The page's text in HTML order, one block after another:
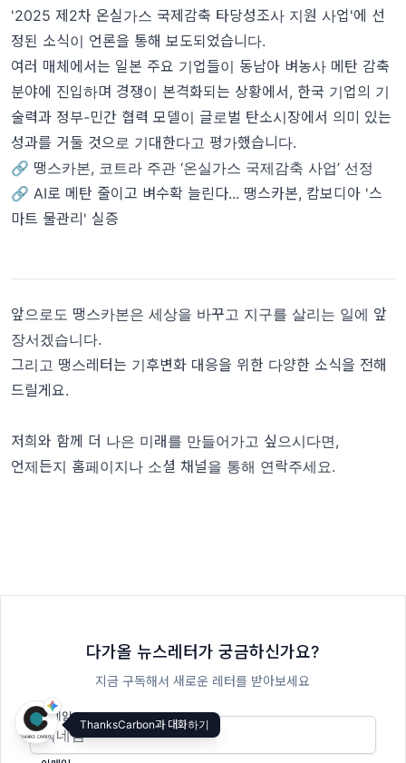
'2025 제2차 온실가스 국제감축 타당성조사 지원 사업'에 선
정된 소식이 언론을 통해 보도되었습니다.
여러 매체에서는 일본 주요 기업들이 동남아 벼농사 메탄 감축
분야에 진입하며 경쟁이 본격화되는 상황에서, 한국 기업의 기
술력과 정부-민간 협력 모델이 글로벌 탄소시장에서 의미 있는
성과를 거둘 것으로 기대한다고 평가했습니다.
🔗 땡스카본, 코트라 주관 ‘온실가스 국제감축 사업’ 선정
🔗 AI로 메탄 줄이고 벼수확 늘린다... 땡스카본, 캄보디아 '스
마트 물관리' 실증
앞으로도 땡스카본은 세상을 바꾸고 지구를 살리는 일에 앞
장서겠습니다.
그리고 땡스레터는 기후변화 대응을 위한 다양한 소식을 전해
드릴게요.
저희와 함께 더 나은 미래를 만들어가고 싶으시다면,
언제든지 홈페이지나 소셜 채널을 통해 연락주세요.
다가올 뉴스레터가 궁금하신가요?
지금 구독해서 새로운 레터를 받아보세요
닉네임
ThanksCarbon과 대화하기